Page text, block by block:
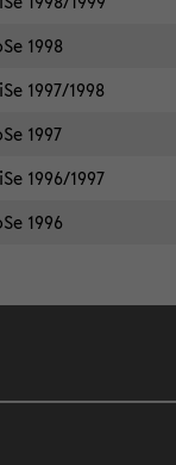
1998
1997/1998
1997
1996/1997
1996